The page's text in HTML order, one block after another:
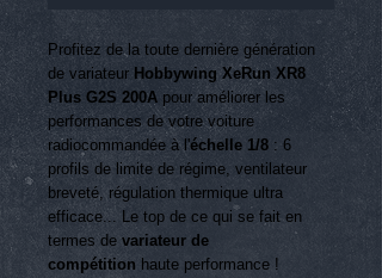
Profitez de la toute dernière génération
de variateur Hobbywing XeRun XR8
Plus G2S 200A pour améliorer les
performances de votre voiture
radiocommandée à l'échelle 1/8 : 6
profils de limite de régime, ventilateur
breveté, régulation thermique ultra
efficace... Le top de ce qui se fait en
termes de variateur de
compétition haute performance !